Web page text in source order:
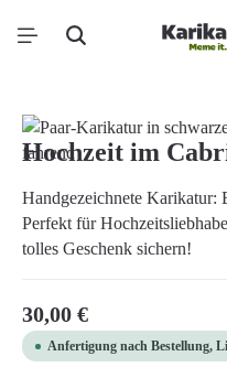
Zum Hauptinhalt springen
Bildergalerie überspringen
Hochzeit im
Handgezeichnete Karikatur:
Perfekt für
tolles Geschenk sichern!
Regulärer Preis:
30,00 €
Anfertigung nach Bestellung,